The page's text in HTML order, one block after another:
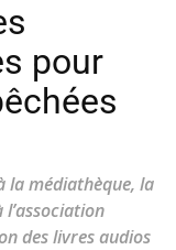
pour
la médiathèque, la
des livres audios